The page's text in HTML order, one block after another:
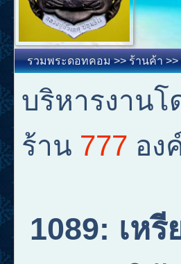
รวมพระดอทคอม>>ร้านค้า>>
บริหารงานโ
ร้าน 777 อง
1089: เห